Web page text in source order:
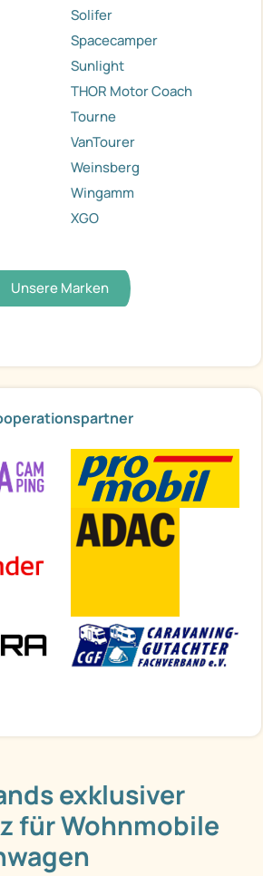
Solifer
Spacecamper
Sunlight
THOR Motor Coach
Tourne
VanTourer
Weinsberg
Wingamm
XGO
Unsere Marken
exklusiver
für Wohnmobile